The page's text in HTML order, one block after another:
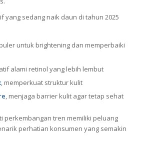
yang sedang naik daun di tahun 2025
untuk brightening dan memperbaiki
alami retinol yang lebih lembut
, memperkuat struktur kulit
, menjaga barrier kulit agar tetap sehat
perkembangan tren memiliki peluang
perhatian konsumen yang semakin